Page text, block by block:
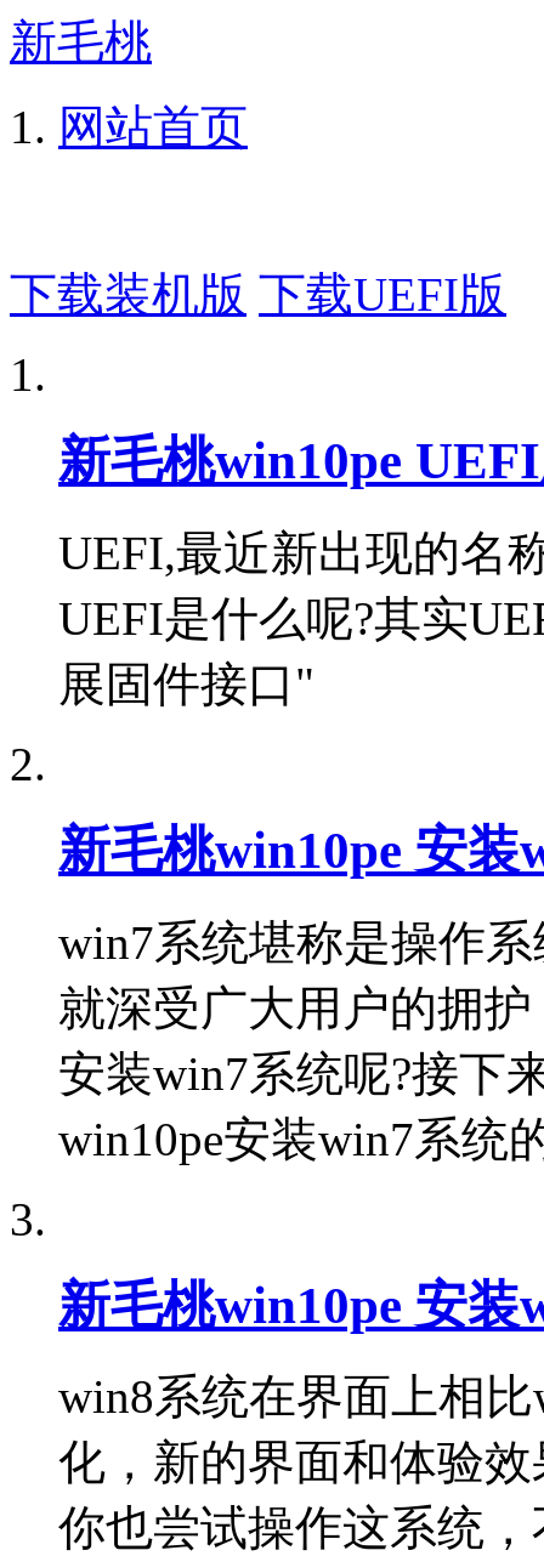
新毛桃
网站首页
下载装机版 下载UEFI版
新毛桃win10pe
UEFI,最近新出现的名
UEFI是什么呢?其实
展固件接口"
新毛桃win10pe 安装
win7系统堪称是操作
就深受广大用户的拥
安装win7系统呢?接下
win10pe安装win7系统
新毛桃win10pe 安装
win8系统在界面上相
化，新的界面和体验
你也尝试操作这系统